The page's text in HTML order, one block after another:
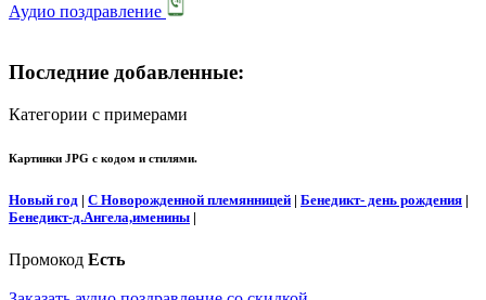
Аудио поздравление
Последние добавленные:
Категории с примерами
Картинки JPG с кодом и стилями.
Новый год | С Новорожденной племянницей | Бенедикт- день рождения |
Бенедикт-д.Ангела,именины |
Промокод Есть